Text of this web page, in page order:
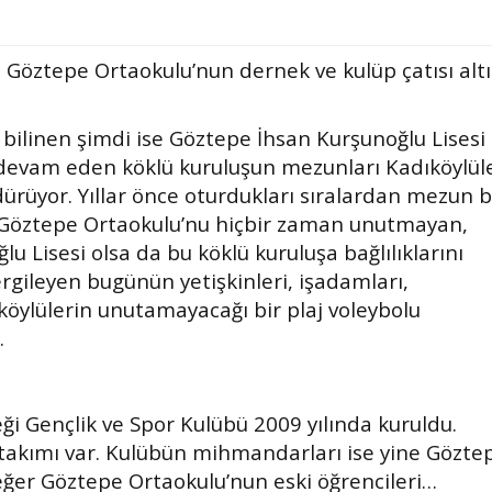
Ortaokulu’nun dernek ve kulüp çatısı
şimdi ise Göztepe İhsan Kurşunoğlu Lisesi
eden köklü kuruluşun mezunları
Yıllar önce oturdukları sıralardan mezun
Ortaokulu’nu hiçbir zaman unutmayan,
Lisesi olsa da bu köklü kuruluşa bağlılıklarını
bugünün yetişkinleri, işadamları,
unutamayacağı bir plaj voleybolu
Gençlik ve Spor Kulübü 2009 yılında kuruldu.
var. Kulübün mihmandarları ise yine
Göztepe Ortaokulu’nun eski öğrencileri…